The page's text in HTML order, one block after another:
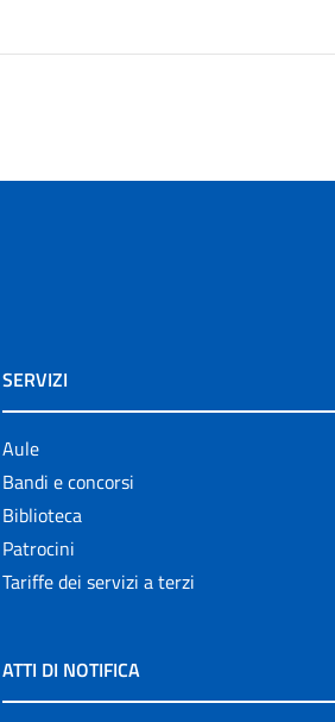
SERVIZI
Aule
Bandi e concorsi
Biblioteca
Patrocini
Tariffe dei servizi a terzi
ATTI DI NOTIFICA